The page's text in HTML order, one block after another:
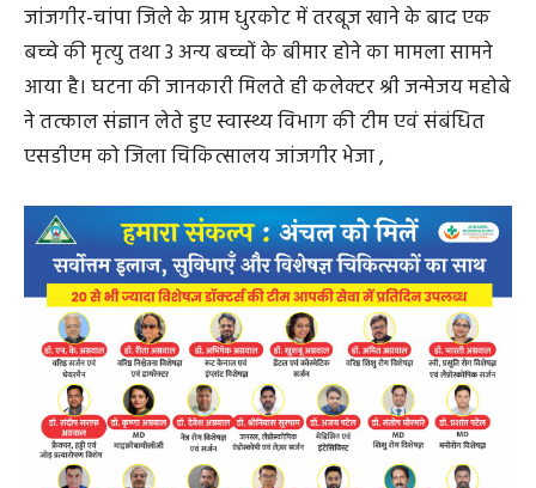
जांजगीर-चांपा जिले के ग्राम धुरकोट में तरबूज खाने के बाद एक
बच्चे की मृत्यु तथा 3 अन्य बच्चों के बीमार होने का मामला सामने
आया है। घटना की जानकारी मिलते ही कलेक्टर श्री जन्मेजय महोबे
ने तत्काल संज्ञान लेते हुए स्वास्थ्य विभाग की टीम एवं संबंधित
एसडीएम को जिला चिकित्सालय जांजगीर भेजा ,